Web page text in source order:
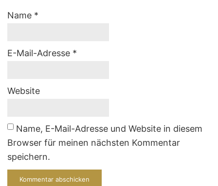
Name *
E-Mail-Adresse *
Website
Name, E-Mail-Adresse und Website in diesem
Browser für meinen nächsten Kommentar
speichern.